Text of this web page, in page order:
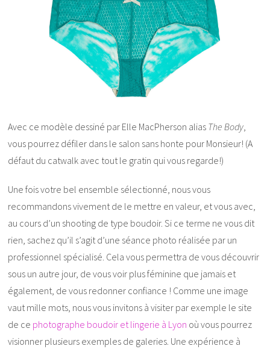
Avec ce modèle dessiné par Elle MacPherson alias The Body
vous pourrez défiler dans le salon sans honte pour Monsieur! (A
défaut du catwalk avec tout le gratin qui vous regarde!)
Une fois votre bel ensemble sélectionné, nous vous
recommandons vivement de le mettre en valeur, et vous avec,
au cours d’un shooting de type boudoir. Si ce terme ne vous dit
rien, sachez qu’il s’agit d’une séance photo réalisée par un
professionnel spécialisé. Cela vous permettra de vous découvrir
sous un autre jour, de vous voir plus féminine que jamais et
également, de vous redonner confiance ! Comme une image
vaut mille mots, nous vous invitons à visiter par exemple le site
de ce photographe boudoir et lingerie à Lyon où vous pourrez
visionner plusieurs exemples de galeries. Une expérience à